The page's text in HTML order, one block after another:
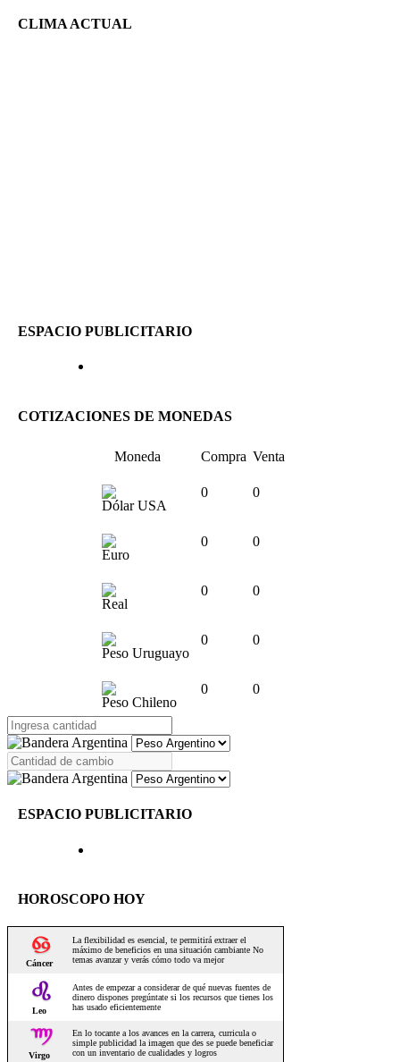
CLIMA ACTUAL
ESPACIO PUBLICITARIO
COTIZACIONES DE MONEDAS
Moneda Compra Venta
Dólar USA
0 0
Euro
0 0
Real
0 0
Peso Uruguayo
0 0
Peso Chileno
0 0
ESPACIO PUBLICITARIO
HOROSCOPO HOY